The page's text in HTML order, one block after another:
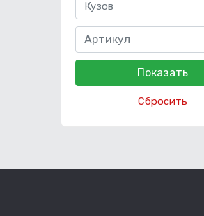
Кузов
Сбросить